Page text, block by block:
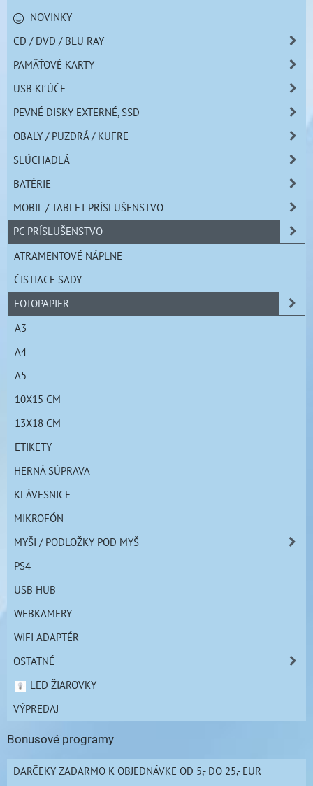
NOVINKY
CD / DVD / BLU RAY
PAMÄŤOVÉ KARTY
USB KĽÚČE
PEVNÉ DISKY EXTERNÉ, SSD
OBALY / PUZDRÁ / KUFRE
SLÚCHADLÁ
BATÉRIE
MOBIL / TABLET PRÍSLUŠENSTVO
PC PRÍSLUŠENSTVO
ATRAMENTOVÉ NÁPLNE
ČISTIACE SADY
FOTOPAPIER
A3
A4
A5
10X15 CM
13X18 CM
ETIKETY
HERNÁ SÚPRAVA
KLÁVESNICE
MIKROFÓN
MYŠI / PODLOŽKY POD MYŠ
PS4
USB HUB
WEBKAMERY
WIFI ADAPTÉR
OSTATNÉ
LED ŽIAROVKY
VÝPREDAJ
Bonusové programy
DARČEKY ZADARMO K OBJEDNÁVKE OD 5,- DO 25,- EUR